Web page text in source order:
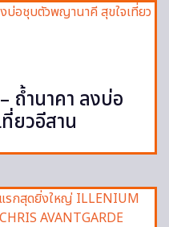
ถ้ำนาคา ลงบ่อ
ยวอีสาน